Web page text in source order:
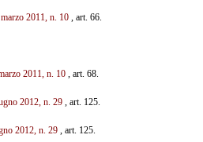
2011, n. 10, art. 66.
2011, n. 10, art. 68.
2012, n. 29, art. 125.
2012, n. 29, art. 125.